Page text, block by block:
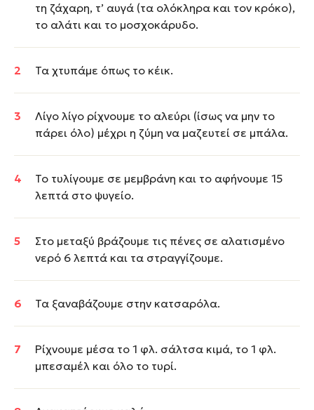
τη ζάχαρη, τ’ αυγά (τα ολόκληρα και τον κρόκο),
το αλάτι και το μοσχοκάρυδο.
Τα χτυπάμε όπως το κέικ.
Λίγο λίγο ρίχνουμε το αλεύρι (ίσως να μην το
πάρει όλο) μέχρι η ζύμη να μαζευτεί σε μπάλα.
Το τυλίγουμε σε μεμβράνη και το αφήνουμε 15
λεπτά στο ψυγείο.
Στο μεταξύ βράζουμε τις πένες σε αλατισμένο
νερό 6 λεπτά και τα στραγγίζουμε.
Τα ξαναβάζουμε στην κατσαρόλα.
Ρίχνουμε μέσα το 1 φλ. σάλτσα κιμά, το 1 φλ.
μπεσαμέλ και όλο το τυρί.